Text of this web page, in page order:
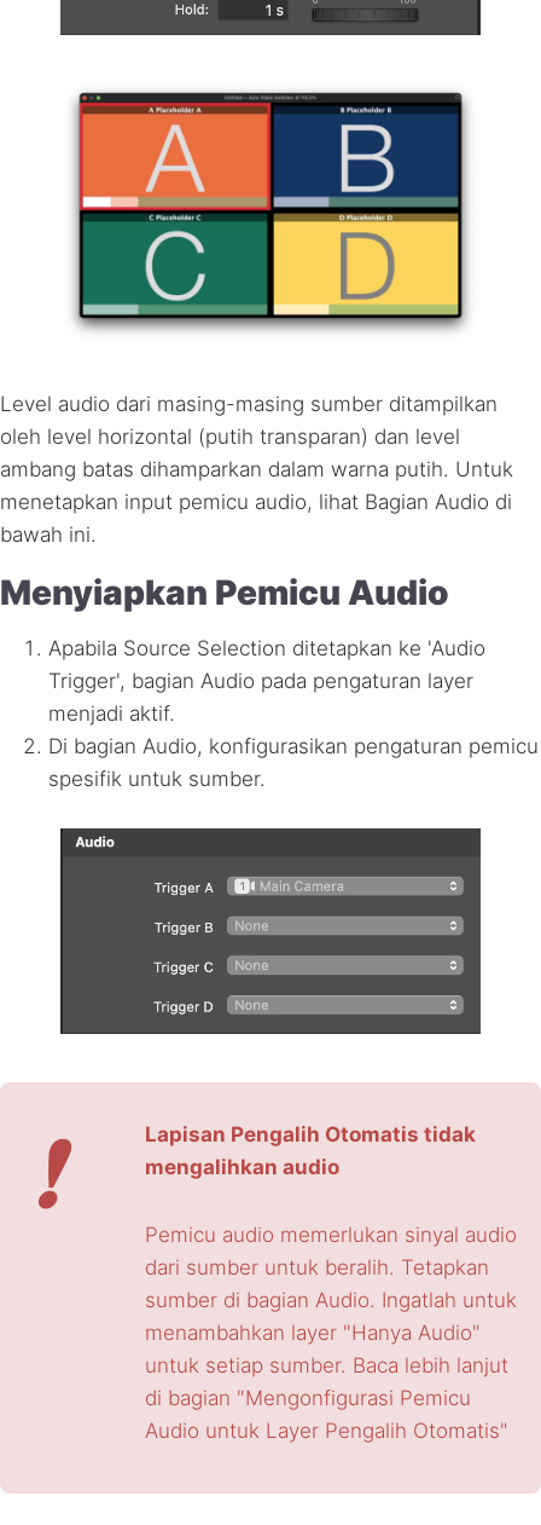
Level audio dari masing-masing sumber ditampilkan
oleh level horizontal (putih transparan) dan level
ambang batas dihamparkan dalam warna putih. Untuk
menetapkan input pemicu audio, lihat Bagian Audio di
bawah ini.
Menyiapkan Pemicu Audio
Apabila Source Selection ditetapkan ke 'Audio
Trigger', bagian Audio pada pengaturan layer
menjadi aktif.
Di bagian Audio, konfigurasikan pengaturan pemicu
spesifik untuk sumber.
❗
Lapisan Pengalih Otomatis tidak
mengalihkan audio
Pemicu audio memerlukan sinyal audio
dari sumber untuk beralih. Tetapkan
sumber di bagian Audio. Ingatlah untuk
menambahkan layer "Hanya Audio"
untuk setiap sumber. Baca lebih lanjut
di bagian "Mengonfigurasi Pemicu
Audio untuk Layer Pengalih Otomatis"